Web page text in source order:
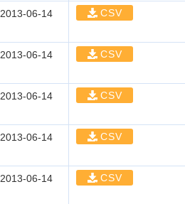
2013-06-14 CSV
2013-06-14 CSV
2013-06-14 CSV
2013-06-14 CSV
2013-06-14 CSV